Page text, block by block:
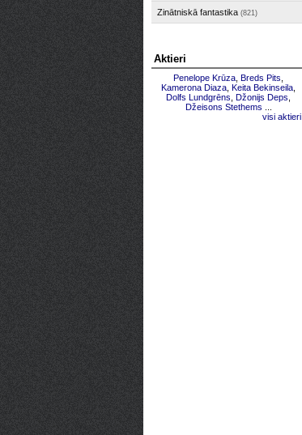
Zinātniskā fantastika (821)
Aktieri
Penelope Krūza Breds Pits
Kamerona Diaza Keita Bekinseila
Dolfs Lundgrēns Džonijs Deps
Džeisons Stethems
visi aktieri